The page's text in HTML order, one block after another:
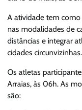
A atividade tem
nas modalidades de
distâncias e integrar
cidades circunvizinhas.
Os atletas
Arraias, às 06h. As
são: